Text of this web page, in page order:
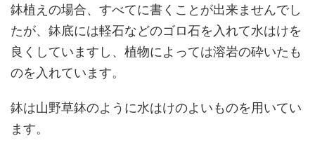
鉢植えの場合、すべてに書くことが出来ませんでし
たが、鉢底には軽石などのゴロ石を入れて水はけを
良くしていますし、植物によっては溶岩の砕いたも
のを入れています。
鉢は山野草鉢のように水はけのよいものを用いてい
ます。